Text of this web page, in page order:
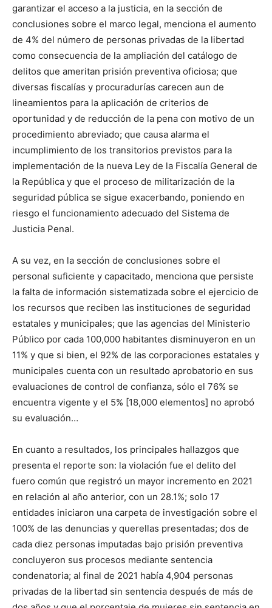
garantizar el acceso a la justicia, en la sección de
conclusiones sobre el marco legal, menciona el aumento
de 4% del número de personas privadas de la libertad
como consecuencia de la ampliación del catálogo de
delitos que ameritan prisión preventiva oficiosa; que
diversas fiscalías y procuradurías carecen aun de
lineamientos para la aplicación de criterios de
oportunidad y de reducción de la pena con motivo de un
procedimiento abreviado; que causa alarma el
incumplimiento de los transitorios previstos para la
implementación de la nueva Ley de la Fiscalía General de
la República y que el proceso de militarización de la
seguridad pública se sigue exacerbando, poniendo en
riesgo el funcionamiento adecuado del Sistema de
Justicia Penal.
A su vez, en la sección de conclusiones sobre el
personal suficiente y capacitado, menciona que persiste
la falta de información sistematizada sobre el ejercicio de
los recursos que reciben las instituciones de seguridad
estatales y municipales; que las agencias del Ministerio
Público por cada 100,000 habitantes disminuyeron en un
11% y que si bien, el 92% de las corporaciones estatales y
municipales cuenta con un resultado aprobatorio en sus
evaluaciones de control de confianza, sólo el 76% se
encuentra vigente y el 5% [18,000 elementos] no aprobó
su evaluación…
En cuanto a resultados, los principales hallazgos que
presenta el reporte son: la violación fue el delito del
fuero común que registró un mayor incremento en 2021
en relación al año anterior, con un 28.1%; solo 17
entidades iniciaron una carpeta de investigación sobre el
100% de las denuncias y querellas presentadas; dos de
cada diez personas imputadas bajo prisión preventiva
concluyeron sus procesos mediante sentencia
condenatoria; al final de 2021 había 4,904 personas
privadas de la libertad sin sentencia después de más de